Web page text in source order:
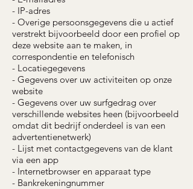
- IP-adres
- Overige persoonsgegevens die u actief
verstrekt bijvoorbeeld door een profiel op
deze website aan te maken, in
correspondentie en telefonisch
- Locatiegegevens
- Gegevens over uw activiteiten op onze
website
- Gegevens over uw surfgedrag over
verschillende websites heen (bijvoorbeeld
omdat dit bedrijf onderdeel is van een
advertentienetwerk)
- Lijst met contactgegevens van de klant
via een app
- Internetbrowser en apparaat type
- Bankrekeningnummer